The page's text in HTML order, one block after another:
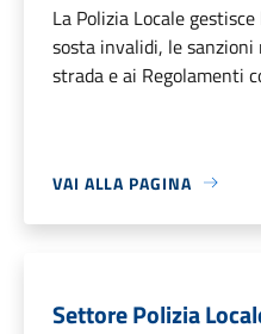
La Polizia Locale
sosta invalidi, le
strada e ai Regolamenti
VAI ALLA PAGINA
Settore Polizia